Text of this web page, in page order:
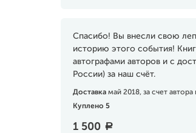
Спасибо! Вы внесли свою
историю этого события!
автографами авторов и с
России) за наш счёт.
Доставка май 2018, за счет
Куплено 5
1 500 a